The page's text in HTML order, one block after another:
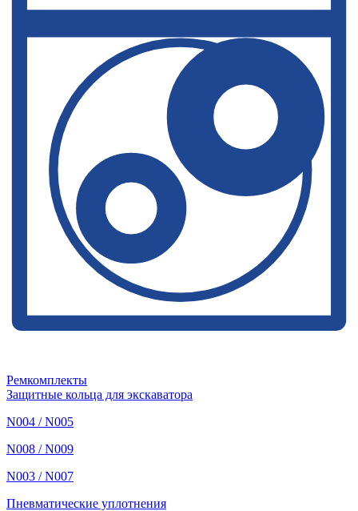
Ремкомплекты
Защитные кольца для экскаватора
N004 / N005
N008 / N009
N003 / N007
Пневматические уплотнения